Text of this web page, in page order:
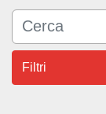
Filtri